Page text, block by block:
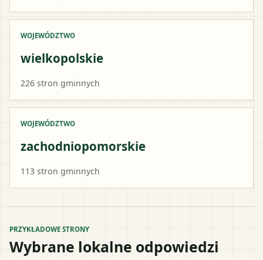
WOJEWÓDZTWO
wielkopolskie
226 stron gminnych
WOJEWÓDZTWO
zachodniopomorskie
113 stron gminnych
PRZYKŁADOWE STRONY
Wybrane lokalne odpowiedzi